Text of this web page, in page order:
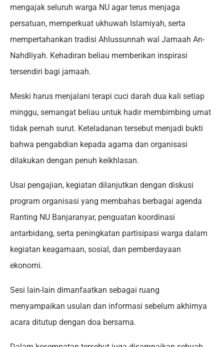
mengajak seluruh warga NU agar terus menjaga
persatuan, memperkuat ukhuwah Islamiyah, serta
mempertahankan tradisi Ahlussunnah wal Jamaah An-
Nahdliyah. Kehadiran beliau memberikan inspirasi
tersendiri bagi jamaah.
Meski harus menjalani terapi cuci darah dua kali setiap
minggu, semangat beliau untuk hadir membimbing umat
tidak pernah surut. Keteladanan tersebut menjadi bukti
bahwa pengabdian kepada agama dan organisasi
dilakukan dengan penuh keikhlasan.
Usai pengajian, kegiatan dilanjutkan dengan diskusi
program organisasi yang membahas berbagai agenda
Ranting NU Banjaranyar, penguatan koordinasi
antarbidang, serta peningkatan partisipasi warga dalam
kegiatan keagamaan, sosial, dan pemberdayaan
ekonomi.
Sesi lain-lain dimanfaatkan sebagai ruang
menyampaikan usulan dan informasi sebelum akhirnya
acara ditutup dengan doa bersama.